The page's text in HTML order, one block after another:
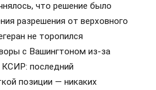
что решение было
разрешения от верховного
не торопился
с Вашингтоном из-за
последний
позиции — никаких